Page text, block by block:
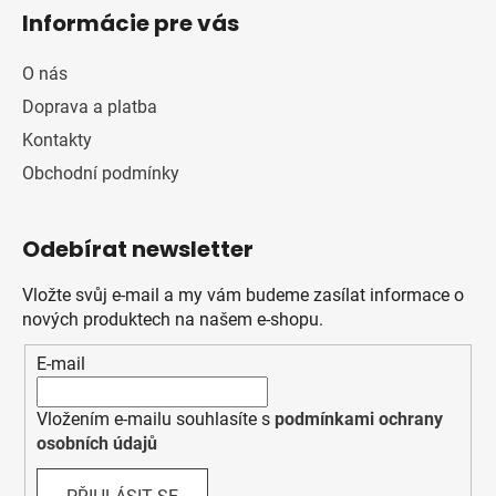
Informácie pre vás
O nás
Doprava a platba
Kontakty
Obchodní podmínky
Odebírat newsletter
Vložte svůj e-mail a my vám budeme zasílat informace o
nových produktech na našem e-shopu.
E-mail
Vložením e-mailu souhlasíte s podmínkami ochrany
osobních údajů